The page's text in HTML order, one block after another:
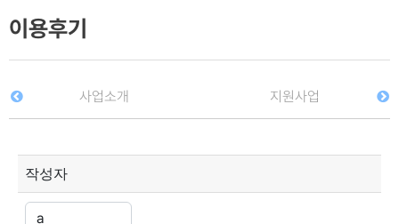
이용후기
사업소개 지원사업
작성자